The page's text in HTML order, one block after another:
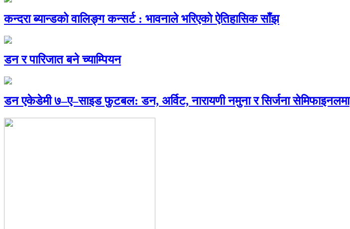
कन्दरा ब्यान्डको वालिङ्ग कन्सर्ट : भावनाले भरिएको ऐतिहासिक साँझ
डन र पारिजात बने च्याम्पियन
डन एकेडेमी ७–ए–साइड फुटबल: डन, अर्विट, नारायणी नमुना र सिर्जना सेमिफाइनलमा